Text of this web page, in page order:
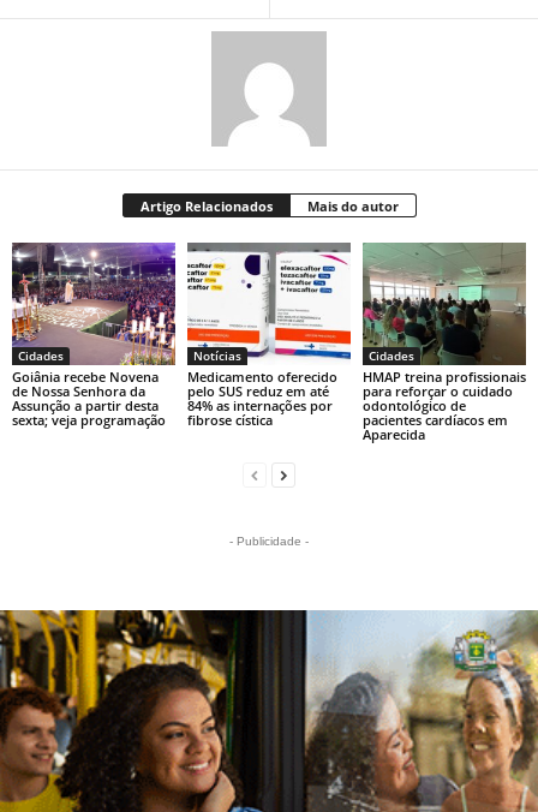
Artigo Relacionados Mais do autor
Cidades
Goiânia recebe Novena
de Nossa Senhora da
Assunção a partir desta
sexta; veja programação
Notícias
Medicamento oferecido
pelo SUS reduz em até
84% as internações por
fibrose cística
Cidades
HMAP treina profissionais
para reforçar o cuidado
odontológico de
pacientes cardíacos em
Aparecida
- Publicidade -